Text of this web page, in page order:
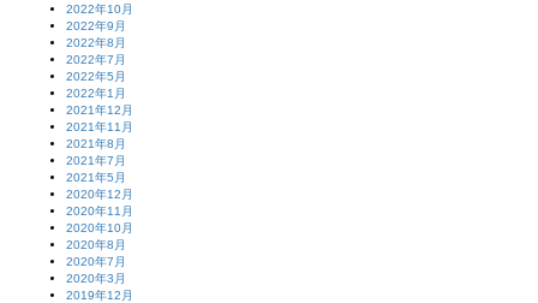
2022年10月
2022年9月
2022年8月
2022年7月
2022年5月
2022年1月
2021年12月
2021年11月
2021年8月
2021年7月
2021年5月
2020年12月
2020年11月
2020年10月
2020年8月
2020年7月
2020年3月
2019年12月